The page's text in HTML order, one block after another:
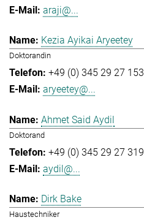
araji@...
Kezia Ayikai Aryeetey
Doktorandin
+49 (0) 345 29 27 153
aryeetey@...
Ahmet Said Aydil
Doktorand
+49 (0) 345 29 27 319
aydil@...
Dirk Bake
Haustechniker